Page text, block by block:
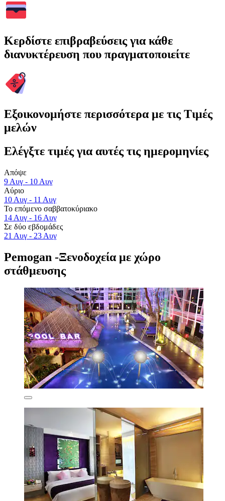
Κερδίστε επιβραβεύσεις για κάθε
διανυκτέρευση που πραγματοποιείτε
Εξοικονομήστε περισσότερα με τις Τιμές
μελών
Ελέγξτε τιμές για αυτές τις ημερομηνίες
Απόψε
9 Αυγ - 10 Αυγ
Αύριο
10 Αυγ - 11 Αυγ
Το επόμενο σαββατοκύριακο
14 Αυγ - 16 Αυγ
Σε δύο εβδομάδες
21 Αυγ - 23 Αυγ
Pemogan -Ξενοδοχεία με χώρο
στάθμευσης